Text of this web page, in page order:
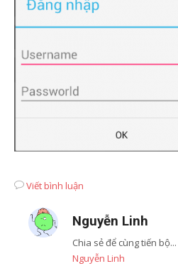
Viết bình luận
Nguyễn Linh
Chia sẻ để cùng tiến bộ...
Nguyễn Linh